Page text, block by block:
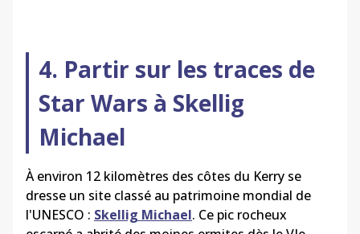
4. Partir sur les traces de
Star Wars à Skellig
Michael
À environ 12 kilomètres des côtes du Kerry se
dresse un site classé au patrimoine mondial de
l'UNESCO : Skellig Michael. Ce pic rocheux